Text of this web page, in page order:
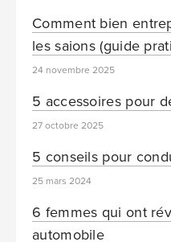
Comment bien
les saions (guide
24 novembre 2025
5 accessoires pour
27 octobre 2025
5 conseils pour
25 mars 2024
6 femmes qui ont
automobile